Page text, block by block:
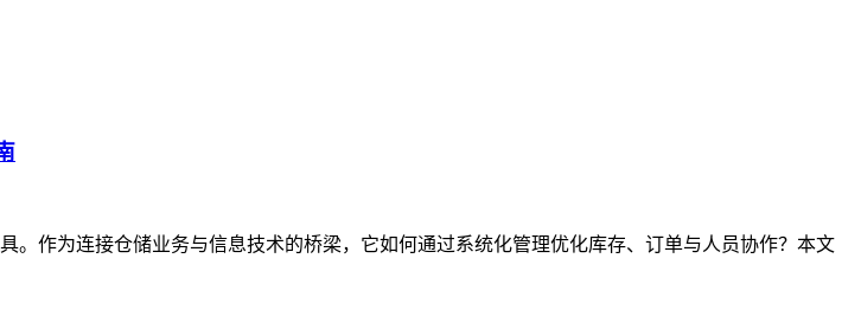
作为连接仓储业务与信息技术的桥梁，它如何通过系统化管理优化库存、订单与人员协作？本文